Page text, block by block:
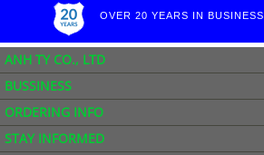
OVER 20 YEARS IN BUSINESS
ANH TY CO., LTD
BUSSINESS
ORDERING INFO
STAY INFORMED